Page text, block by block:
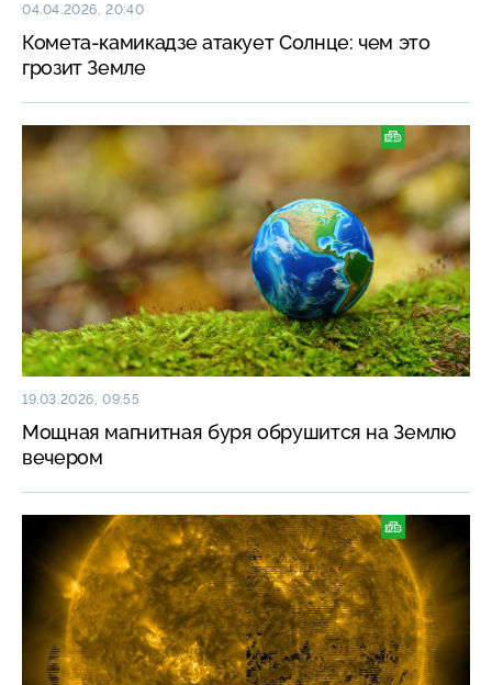
04.04.2026, 20:40
Комета-камикадзе атакует Солнце: чем это
грозит Земле
19.03.2026, 09:55
Мощная магнитная буря обрушится на Землю
вечером